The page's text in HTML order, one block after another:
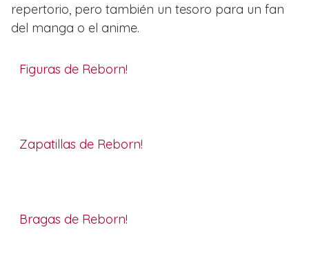
repertorio, pero también un tesoro para un fan
del manga o el anime.
Figuras de Reborn!
Zapatillas de Reborn!
Bragas de Reborn!